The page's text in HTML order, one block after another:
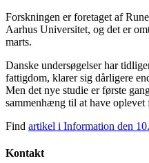
Forskningen er foretaget af
Aarhus Universitet, og det er
marts.
Danske undersøgelser har
fattigdom, klarer sig dårligere
Men det nye studie er første
sammenhæng til at have oplevet
Find artikel i Information den
Kontakt